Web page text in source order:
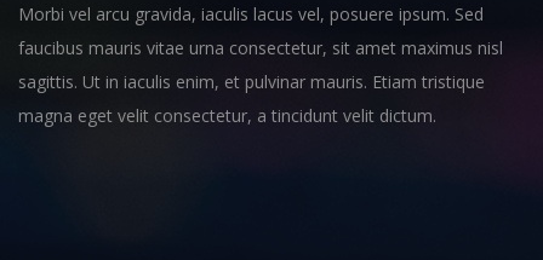
Morbi vel arcu gravida, iaculis lacus vel, posuere ipsum. Sed
faucibus mauris vitae urna consectetur, sit amet maximus nisl
sagittis. Ut in iaculis enim, et pulvinar mauris. Etiam tristique
magna eget velit consectetur, a tincidunt velit dictum.